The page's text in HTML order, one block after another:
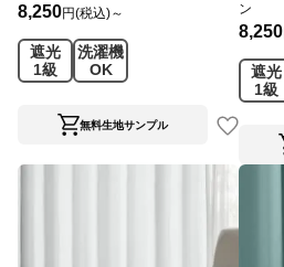
8,250円(税込)～
遮光
1級
洗濯機
OK
無料生地サンプル
ン
8,250
遮光
1級